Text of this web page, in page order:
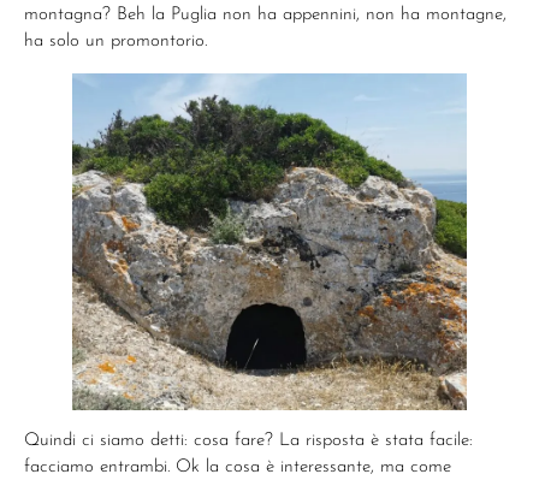
montagna? Beh la Puglia non ha appennini, non ha montagne,
ha solo un promontorio.
Quindi ci siamo detti: cosa fare? La risposta è stata facile:
facciamo entrambi. Ok la cosa è interessante, ma come